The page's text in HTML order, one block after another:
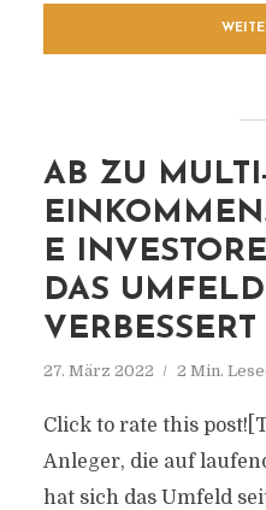
AB ZU
E
DAS
VERBESSERT
27. März 2022 2 Min.
Click to rate this
Anleger, die auf
hat sich das Umfeld